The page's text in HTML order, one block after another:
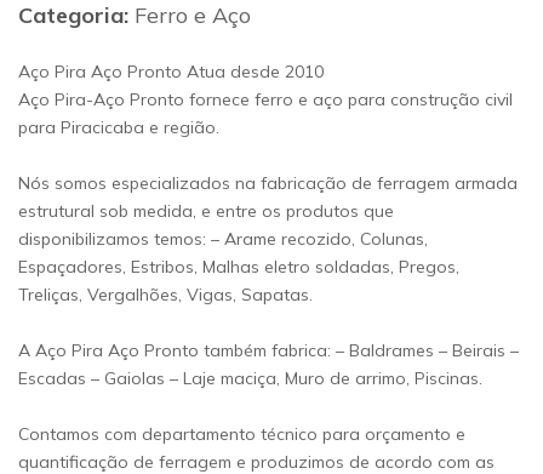
Categoria: Ferro e Aço
Aço Pira Aço Pronto Atua desde 2010
Aço Pira-Aço Pronto fornece ferro e aço para construção civil
para Piracicaba e região.
Nós somos especializados na fabricação de ferragem armada
estrutural sob medida, e entre os produtos que
disponibilizamos temos: – Arame recozido, Colunas,
Espaçadores, Estribos, Malhas eletro soldadas, Pregos,
Treliças, Vergalhões, Vigas, Sapatas.
A Aço Pira Aço Pronto também fabrica: – Baldrames – Beirais –
Escadas – Gaiolas – Laje maciça, Muro de arrimo, Piscinas.
Contamos com departamento técnico para orçamento e
quantificação de ferragem e produzimos de acordo com as